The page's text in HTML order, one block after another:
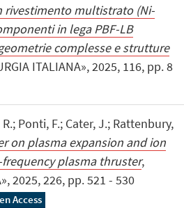
rivestimento multistrato (Ni-
in lega PBF-LB
complesse e strutture
ITALIANA», 2025, 116, pp. 8
Ponti, F.; Cater, J.; Rattenbury,
on plasma expansion and ion
plasma thruster,
2025, 226, pp. 521 - 530
Access